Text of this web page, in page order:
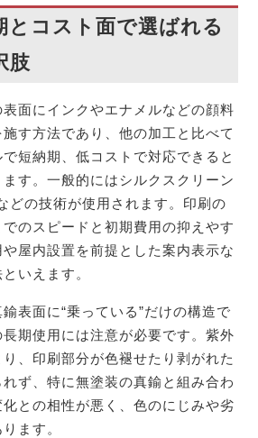
とコスト面で選ばれる
肢
面にインクやエナメルなどの顔料
す方法であり、他の加工と比べて
短納期、低コストで対応できると
す。一般的にはシルクスクリーン
どの技術が使用されます。印刷の
のスピードと初期費用の抑えやす
屋内設置を前提とした案内表示な
いえます。
表面に“乗っている”だけの構造で
期使用には注意が必要です。紫外
、印刷部分が色褪せたり剥がれた
ず、特に無塗装の真鍮と組み合わ
との相性が悪く、色のにじみや劣
ます。